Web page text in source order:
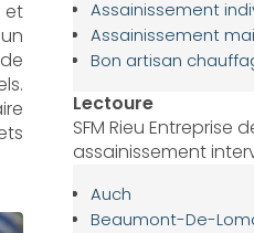
Assainissement
Assainissement
Bon artisan
Lectoure
SFM Rieu Entreprise
assainissement
Auch
Beaumont-De-